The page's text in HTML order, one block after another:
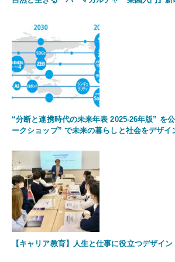
“分断と連携時代の未来年表 2025-26年版” を
ークショップ” で未来の暮らしと社会をデザイ
【キャリア教育】人生と仕事に役立つデザイン